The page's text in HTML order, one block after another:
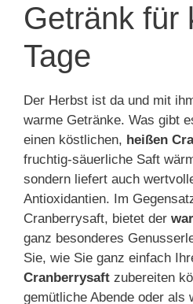
Getränk für
Tage
Der Herbst ist da und mit
warme Getränke. Was gibt
einen köstlichen, heißen
fruchtig-säuerliche Saft
sondern liefert auch
Antioxidantien. Im
Cranberrysaft, bietet der
ganz besonderes
Sie, wie Sie ganz einfach
Cranberrysaft zubereiten
gemütliche Abende oder als